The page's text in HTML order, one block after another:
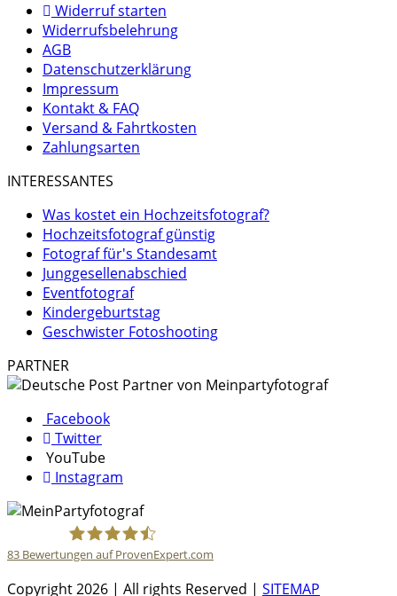
Widerruf starten
Widerrufsbelehrung
AGB
Datenschutzerklärung
Impressum
Kontakt & FAQ
Versand & Fahrtkosten
Zahlungsarten
INTERESSANTES
Was kostet ein Hochzeitsfotograf?
Hochzeitsfotograf günstig
Fotograf für's Standesamt
Junggesellenabschied
Eventfotograf
Kindergeburtstag
Geschwister Fotoshooting
PARTNER
Facebook
Twitter
YouTube
Instagram
MeinPartyfotograf
83 Bewertungen auf ProvenExpert.com
Copyright 2026 | All rights Reserved | SITEMAP